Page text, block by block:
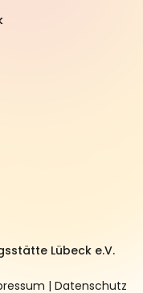
Lübeck e.V.
| Datenschutz